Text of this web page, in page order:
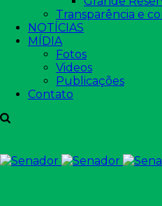
Transparência e
NOTÍCIAS
MÍDIA
Fotos
Videos
Publicações
Contato